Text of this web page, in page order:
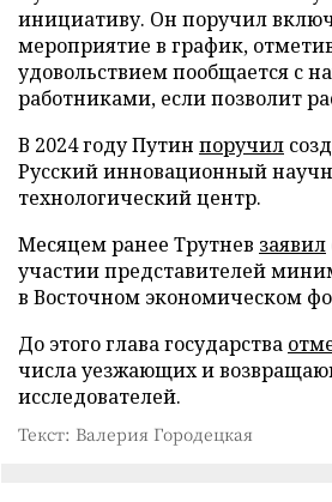
инициативу. Он поручил
мероприятие в график,
удовольствием пообщается с
работниками, если позволит
В 2024 году Путин поручил
Русский инновационный
технологический центр.
Месяцем ранее Трутнев заявил
участии представителей
в Восточном экономическом
До этого глава государства
числа уезжающих и
исследователей.
Текст: Валерия Городецкая